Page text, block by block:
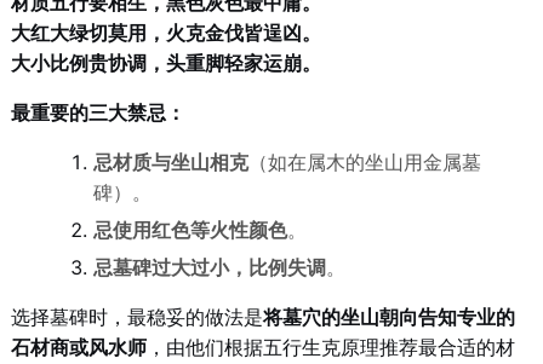
大红大绿切莫用，火克金伐皆逞凶。
大小比例贵协调，头重脚轻家运崩。
最重要的三大禁忌：
忌材质与坐山相克（如在属木的坐山用金属墓
碑）。
忌使用红色等火性颜色。
忌墓碑过大过小，比例失调。
选择墓碑时，最稳妥的做法是将墓穴的坐山朝向告知专业的
石材商或风水师，由他们根据五行生克原理推荐最合适的材